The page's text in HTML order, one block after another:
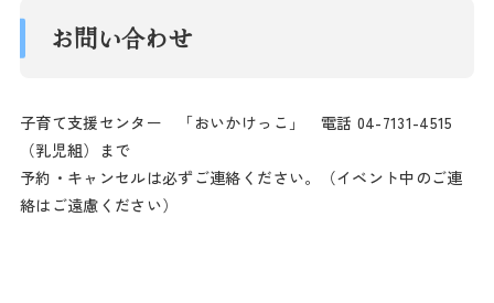
お問い合わせ
子育て支援センター 「おいかけっこ」 電話 04-7131-4515
（乳児組）まで
予約・キャンセルは必ずご連絡ください。（イベント中のご連
絡はご遠慮ください）